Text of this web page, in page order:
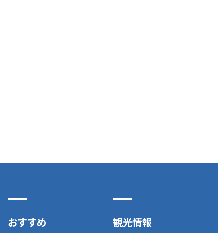
おすすめ 観光情報